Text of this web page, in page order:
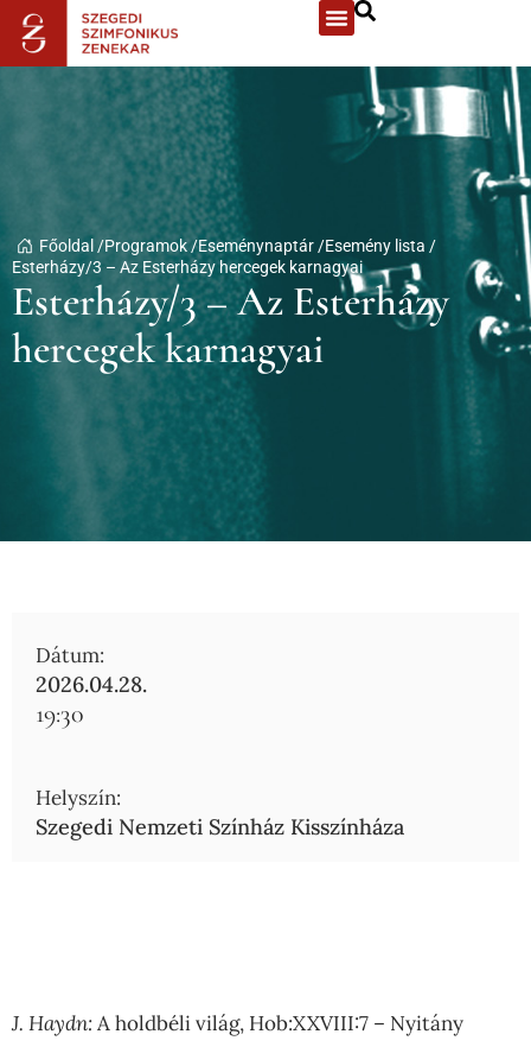
Főoldal /Programok /Eseménynaptár /Esemény lista /
Esterházy/3 – Az Esterházy hercegek karnagyai
Esterházy/3 – Az Esterházy
hercegek karnagyai
Dátum:
2026.04.28.
19:30
Helyszín:
Szegedi Nemzeti Színház Kisszínháza
J. Haydn:A holdbéli világ, Hob:XXVIII:7 – Nyitány